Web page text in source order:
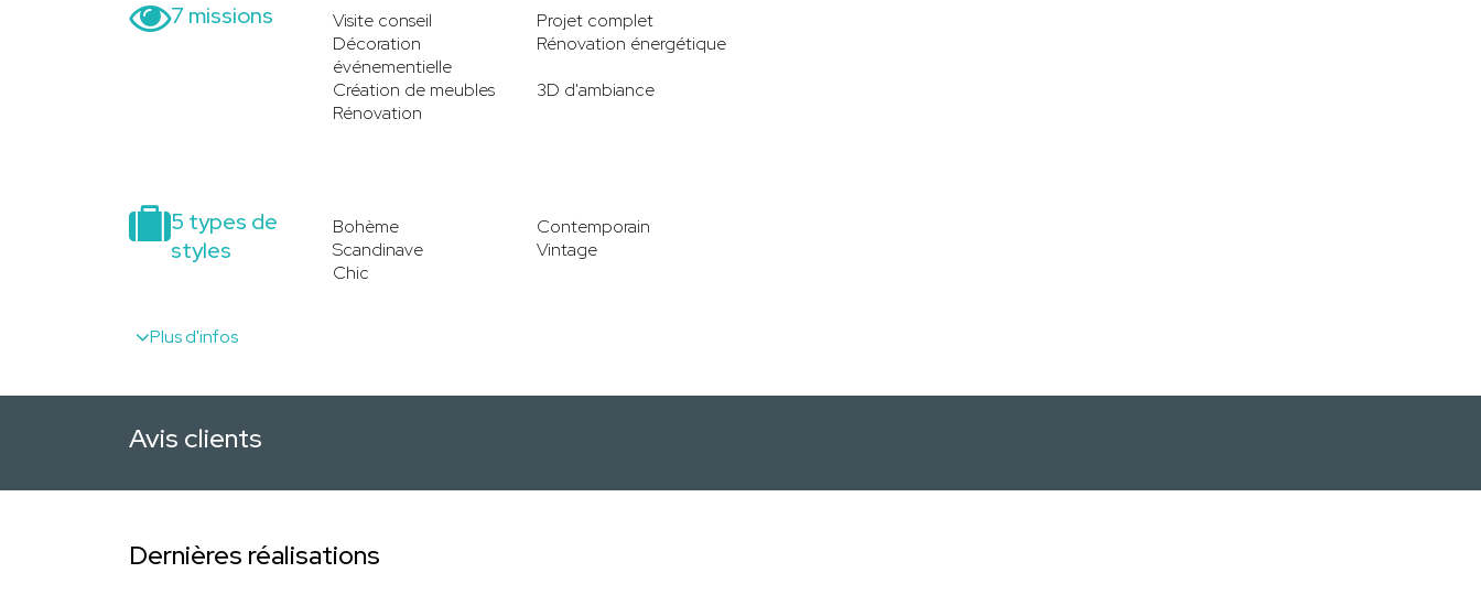
5 types de
styles
Bohème
Contemporain
Scandinave
Vintage
Chic
7 missions Visite conseil
Projet complet
Décoration
événementielle
Rénovation énergétique
Création de meubles
3D d'ambiance
Rénovation
Plus d'infos
Avis clients
Dernières réalisations